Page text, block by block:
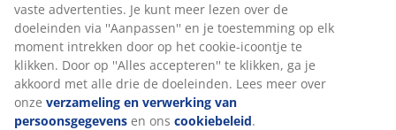
vaste advertenties. Je kunt meer lezen over de
doeleinden via ''Aanpassen'' en je toestemming op elk
moment intrekken door op het cookie-icoontje te
klikken. Door op ''Alles accepteren'' te klikken, ga je
akkoord met alle drie de doeleinden. Lees meer over
onze verzameling en verwerking van
persoonsgegevens en ons cookiebeleid.